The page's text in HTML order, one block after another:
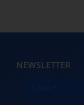
NEWSLETTER